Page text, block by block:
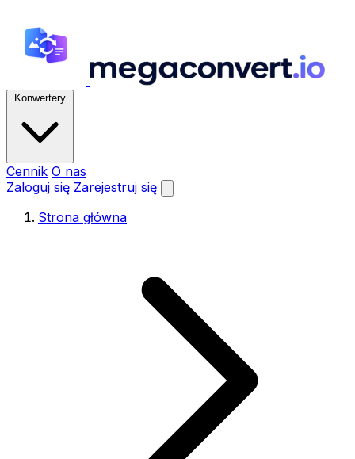
Konwertery
Cennik O nas
Zaloguj się Zarejestruj się
Strona główna